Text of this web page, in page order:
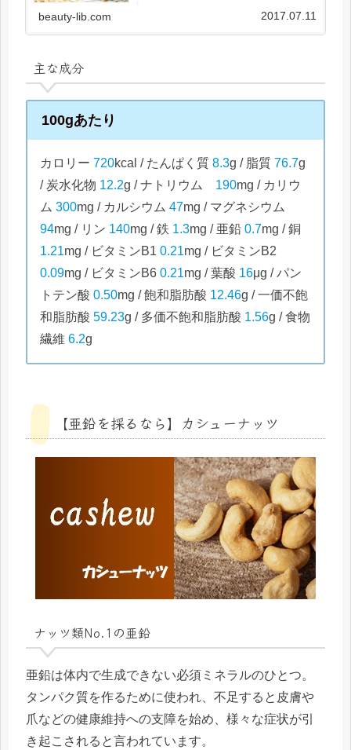
アナッツには脂肪が多く含まれているのです
が、それらは不飽和脂肪酸と呼ばれ...
beauty-lib.com 2017.07.11
主な成分
100gあたり
カロリー 720kcal / たんぱく質 8.3g / 脂質 76.7g
/ 炭水化物 12.2g / ナトリウム 190mg / カリウ
ム 300mg / カルシウム 47mg / マグネシウム
94mg / リン 140mg / 鉄 1.3mg / 亜鉛 0.7mg / 銅
1.21mg / ビタミンB1 0.21mg / ビタミンB2
0.09mg / ビタミンB6 0.21mg / 葉酸 16μg / パン
トテン酸 0.50mg / 飽和脂肪酸 12.46g / 一価不飽
和脂肪酸 59.23g / 多価不飽和脂肪酸 1.56g / 食物
繊維 6.2g
【亜鉛を採るなら】カシューナッツ
ナッツ類No.1の亜鉛
亜鉛は体内で生成できない必須ミネラルのひとつ。
タンパク質を作るために使われ、不足すると皮膚や
爪などの健康維持への支障を始め、様々な症状が引
き起こされると言われています。